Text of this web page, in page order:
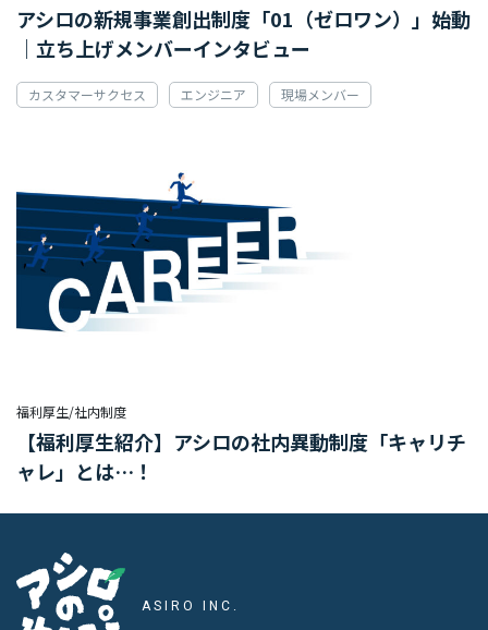
アシロの新規事業創出制度「01（ゼロワン）」始動
｜立ち上げメンバーインタビュー
カスタマーサクセス エンジニア 現場メンバー
福利厚生/社内制度
【福利厚生紹介】アシロの社内異動制度「キャリチ
ャレ」とは…！
ASIRO INC.